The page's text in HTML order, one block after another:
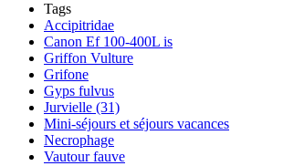
Tags
Accipitridae
Canon Ef 100-400L is
Griffon Vulture
Grifone
Gyps fulvus
Jurvielle (31)
Mini-séjours et séjours vacances
Necrophage
Vautour fauve